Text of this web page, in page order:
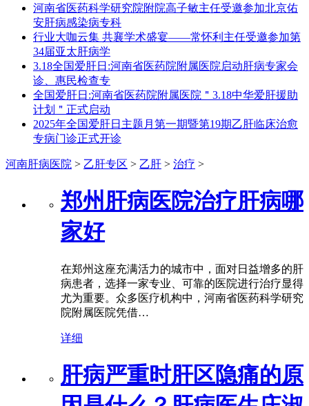
河南省医药科学研究院附院高子敏主任受邀参加北京佑
安肝病感染病专科
行业大咖云集 共襄学术盛宴——常怀利主任受邀参加第
34届亚太肝病学
3.18全国爱肝日:河南省医药院附属医院启动肝病专家会
诊、惠民检查专
全国爱肝日:河南省医药院附属医院＂3.18中华爱肝援助
计划＂正式启动
2025年全国爱肝日主题月第一期暨第19期乙肝临床治愈
专病门诊正式开诊
河南肝病医院 > 乙肝专区 > 乙肝 > 治疗 >
郑州肝病医院治疗肝病哪
家好
在郑州这座充满活力的城市中，面对日益增多的肝
病患者，选择一家专业、可靠的医院进行治疗显得
尤为重要。众多医疗机构中，河南省医药科学研究
院附属医院凭借…
详细
肝病严重时肝区隐痛的原